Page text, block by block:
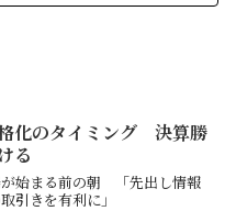
化のタイミング 決算勝
る
が始まる前の朝 「先出し情報
引きを有利に」